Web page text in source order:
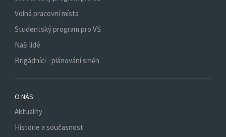
Volná pracovní místa
Studentský program pro VŠ
Naši lidé
Brigádníci - plánování směn
O NÁS
Aktuality
Historie a současnost